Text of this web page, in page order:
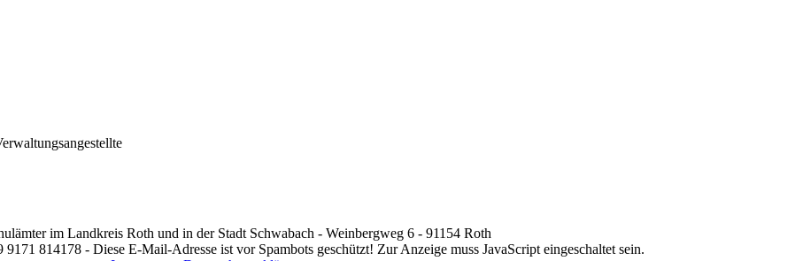
im Landkreis Roth und in der Stadt Schwabach - Weinbergweg 6 - 91154 Roth
9171 814178 - Diese E-Mail-Adresse ist vor Spambots geschützt! Zur Anzeige muss JavaScript eingeschaltet sein.